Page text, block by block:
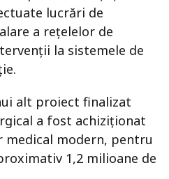
lucrări de
a rețelelor de
la sistemele de
alt proiect finalizat
a fost achiziționat
medical modern, pentru
1,2 milioane de